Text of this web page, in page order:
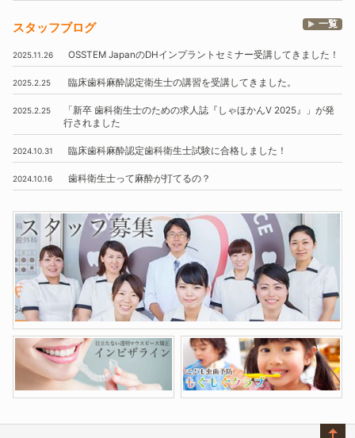
スタッフブログ 一覧
2025.11.26 OSSTEM JapanのDHインプラントセミナー受講してきました！
2025.2.25 臨床歯科麻酔認定衛生士の講習を受講してきました。
2025.2.25 「新卒 歯科衛生士のための求人誌『しゃほかんV 2025』」 が発
行されました
2024.10.31 臨床歯科麻酔認定歯科衛生士試験に合格しました！
2024.10.16 歯科衛生士って麻酔が打てるの？